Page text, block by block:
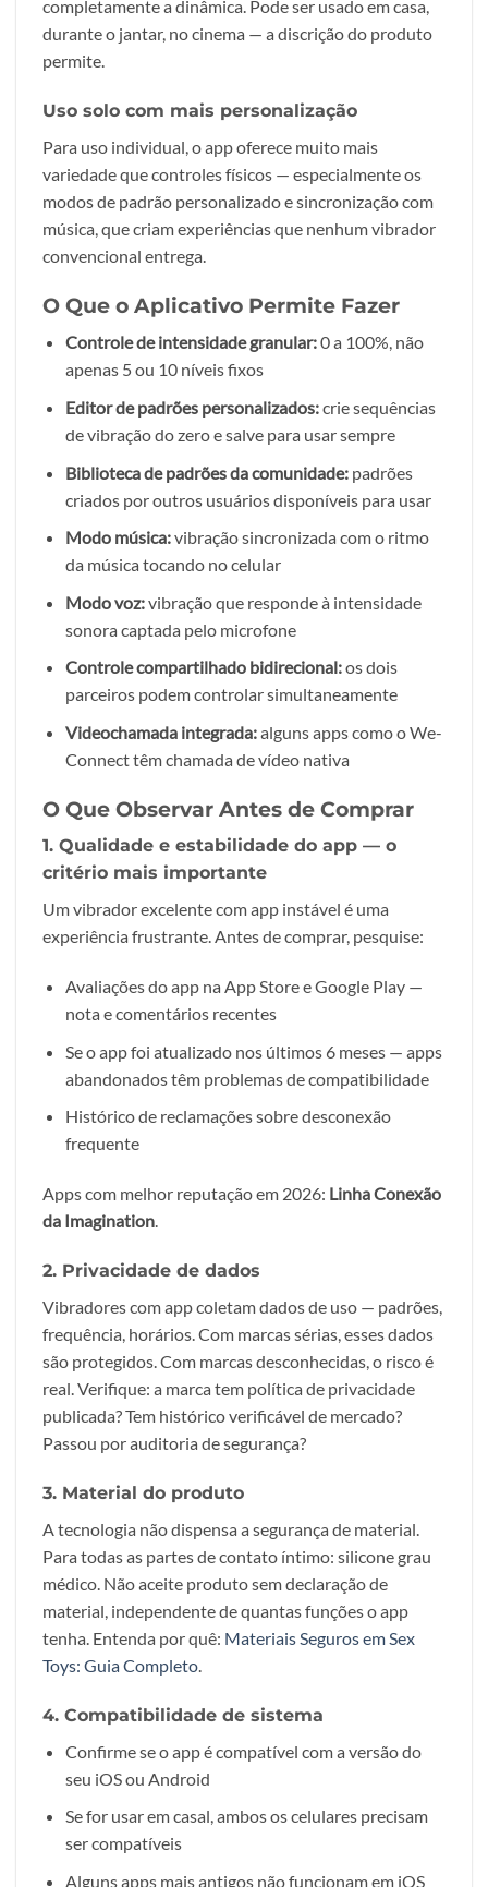
completamente a dinâmica. Pode ser usado em casa,
durante o jantar, no cinema — a discrição do produto
permite.
Uso solo com mais personalização
Para uso individual, o app oferece muito mais
variedade que controles físicos — especialmente os
modos de padrão personalizado e sincronização com
música, que criam experiências que nenhum vibrador
convencional entrega.
O Que o Aplicativo Permite Fazer
Controle de intensidade granular:0 a 100%, não
apenas 5 ou 10 níveis fixos
Editor de padrões personalizados:crie sequências
de vibração do zero e salve para usar sempre
Biblioteca de padrões da comunidade:padrões
criados por outros usuários disponíveis para usar
Modo música:vibração sincronizada com o ritmo
da música tocando no celular
Modo voz:vibração que responde à intensidade
sonora captada pelo microfone
Controle compartilhado bidirecional:os dois
parceiros podem controlar simultaneamente
Videochamada integrada:alguns apps como o We-
Connect têm chamada de vídeo nativa
O Que Observar Antes de Comprar
1. Qualidade e estabilidade do app — o
critério mais importante
Um vibrador excelente com app instável é uma
experiência frustrante. Antes de comprar, pesquise:
Avaliações do app na App Store e Google Play —
nota e comentários recentes
Se o app foi atualizado nos últimos 6 meses — apps
abandonados têm problemas de compatibilidade
Histórico de reclamações sobre desconexão
frequente
Apps com melhor reputação em 2026: Linha Conexão
da Imagination.
2. Privacidade de dados
Vibradores com app coletam dados de uso — padrões,
frequência, horários. Com marcas sérias, esses dados
são protegidos. Com marcas desconhecidas, o risco é
real. Verifique: a marca tem política de privacidade
publicada? Tem histórico verificável de mercado?
Passou por auditoria de segurança?
3. Material do produto
A tecnologia não dispensa a segurança de material.
Para todas as partes de contato íntimo: silicone grau
médico. Não aceite produto sem declaração de
material, independente de quantas funções o app
tenha. Entenda por quê: Materiais Seguros em Sex
Toys: Guia Completo
4. Compatibilidade de sistema
Confirme se o app é compatível com a versão do
seu iOS ou Android
Se for usar em casal, ambos os celulares precisam
ser compatíveis
Alguns apps mais antigos não funcionam em iOS